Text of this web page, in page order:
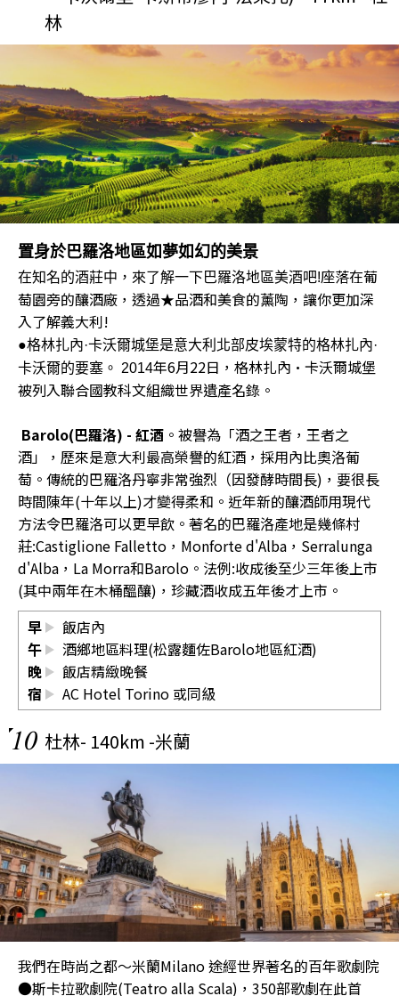
林
置身於巴羅洛地區如夢如幻的美景
在知名的酒莊中，來了解一下巴羅洛地區美酒吧!座落在葡
萄園旁的釀酒廠，透過★品酒和美食的薰陶，讓你更加深
入了解義大利!
●格林扎內·卡沃爾城堡是意大利北部皮埃蒙特的格林扎內·
卡沃爾的要塞。 2014年6月22日，格林扎內·卡沃爾城堡
被列入聯合國教科文組織世界遺產名錄。
Barolo(巴羅洛) - 紅酒 。被譽為「酒之王者，王者之
酒」，歷來是意大利最高榮譽的紅酒，採用內比奧洛葡
萄。傳統的巴羅洛丹寧非常強烈（因發酵時間長)，要很長
時間陳年(十年以上)才變得柔和。近年新的釀酒師用現代
方法令巴羅洛可以更早飲。著名的巴羅洛產地是幾條村
莊:Castiglione Falletto，Monforte d'Alba，Serralunga
d'Alba，La Morra和Barolo。法例:收成後至少三年後上市
(其中兩年在木桶醞釀)，珍藏酒收成五年後才上市。
早
飯店內
午
酒鄉地區料理(松露麵佐Barolo地區紅酒)
晚
飯店精緻晚餐
宿
AC Hotel Torino 或同級
10 杜林- 140km -米蘭
我們在時尚之都～米蘭Milano 途經世界著名的百年歌劇院
●斯卡拉歌劇院(Teatro alla Scala)，350部歌劇在此首